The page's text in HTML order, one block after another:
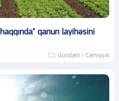
qanun layihəsini
Gündəm / Cəmiyyət